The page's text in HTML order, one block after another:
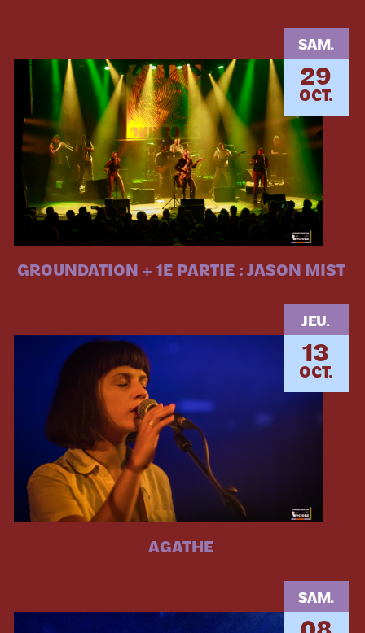
SAM.
29
OCT.
GROUNDATION + 1E PARTIE : JASON MIST
JEU.
13
OCT.
AGATHE
SAM.